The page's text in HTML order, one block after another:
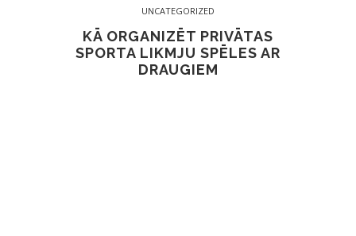
UNCATEGORIZED
KĀ ORGANIZĒT PRIVĀTAS
SPORTA LIKMJU SPĒLES AR
DRAUGIEM